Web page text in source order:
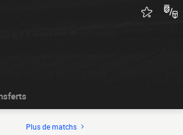
Plus de matchs